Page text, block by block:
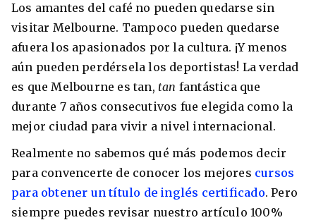
Los amantes del café no pueden quedarse sin
visitar Melbourne. Tampoco pueden quedarse
afuera los apasionados por la cultura. ¡Y menos
aún pueden perdérsela los deportistas! La verdad
es que Melbourne es tan, tan fantástica que
durante 7 años consecutivos fue elegida como la
mejor ciudad para vivir a nivel internacional.
Realmente no sabemos qué más podemos decir
para convencerte de conocer los mejores cursos
para obtener un título de inglés certificado. Pero
siempre puedes revisar nuestro artículo 100%